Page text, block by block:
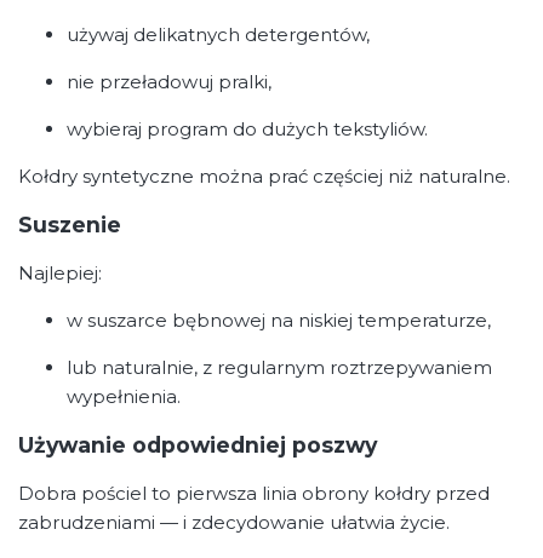
używaj delikatnych detergentów,
nie przeładowuj pralki,
wybieraj program do dużych tekstyliów.
Kołdry syntetyczne można prać częściej niż naturalne.
Suszenie
Najlepiej:
w suszarce bębnowej na niskiej temperaturze,
lub naturalnie, z regularnym roztrzepywaniem
wypełnienia.
Używanie odpowiedniej poszwy
Dobra pościel to pierwsza linia obrony kołdry przed
zabrudzeniami — i zdecydowanie ułatwia życie.